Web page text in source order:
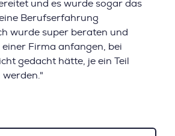
und es wurde sogar das
Berufserfahrung
wurde super beraten und
einer Firma anfangen, bei
gedacht hätte, je ein Teil
werden."